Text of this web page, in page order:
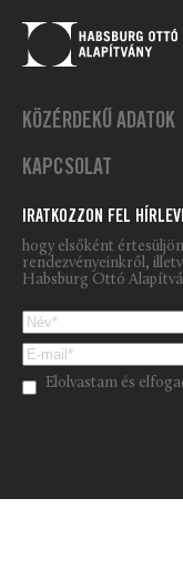
KÖZÉRDEKŰ ADATOK
KAPCSOLAT
IRATKOZZON FEL
hogy elsőként
rendezvényeinkről,
Habsburg Ottó
Please leave this field
Elolvastam és